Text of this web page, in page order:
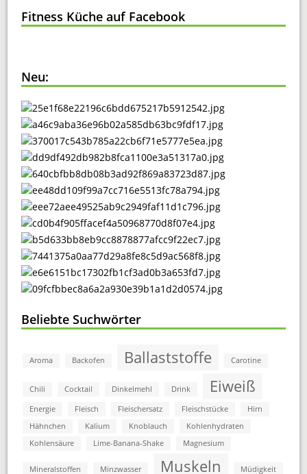
Fitness Küche auf Facebook
Neu:
Beliebte Suchwörter
Aroma Backofen Ballaststoffe Carotine
Chili Cocktail Dinkelmehl Drink Eiweiß
Energie Fleisch Fleischersatz Fleischstücke
Hirn
Hähnchen
Kalium Knoblauch
Kohlenhydraten
Kohlensäure
Lime-Banana-Shake Magnesium
Mineralstoffen Minzwasser Muskeln Müdigkeit